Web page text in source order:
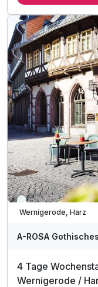
inkl. regionalen
1 x
1 x Stadtplan von
1 x erfrischendes
inkl. alkoholfreie
inkl. W-LAN in allen
inkl. Nutzung der
inkl. Tee, Wasser
zzgl. Kurtaxe mit
Viele Termine frei
Wernigerode, Harz
A-ROSA
4 Tage
Wernigerode /